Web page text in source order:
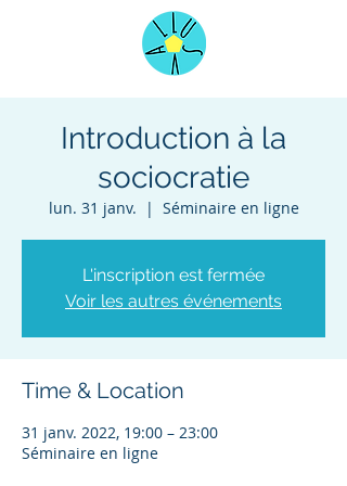
Introduction à la
sociocratie
lun. 31 janv.
  |
Séminaire en ligne
L'inscription est fermée
Voir les autres événements
Time & Location
31 janv. 2022, 19:00 – 23:00
Séminaire en ligne